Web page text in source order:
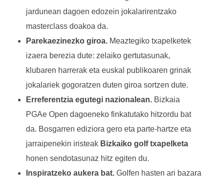
jardunean dagoen edozein jokalarirentzako
masterclass doakoa da.
Parekaezinezko giroa.Meaztegiko txapelketek
izaera berezia dute: zelaiko gertutasunak,
klubaren harrerak eta euskal publikoaren grinak
jokalariek gogoratzen duten giroa sortzen dute.
Erreferentzia egutegi nazionalean.Bizkaia
PGAe Open dagoeneko finkatutako hitzordu bat
da. Bosgarren ediziora gero eta parte-hartze eta
jarraipenekin iristeak Bizkaiko golf txapelketa
honen sendotasunaz hitz egiten du.
Inspiratzeko aukera bat.Golfen hasten ari bazara